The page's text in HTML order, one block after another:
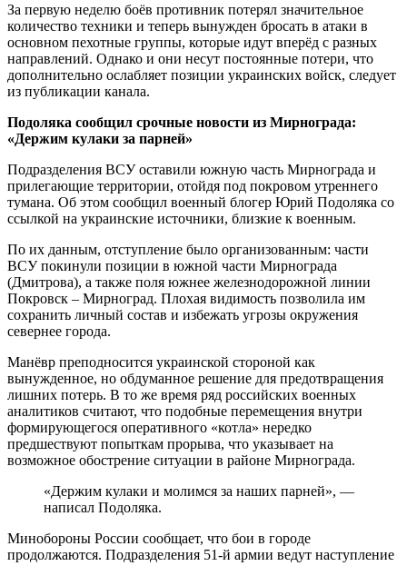
За первую неделю боёв противник потерял значительное
количество техники и теперь вынужден бросать в атаки в
основном пехотные группы, которые идут вперёд с разных
направлений. Однако и они несут постоянные потери, что
дополнительно ослабляет позиции украинских войск, следует
из публикации канала.
Подоляка сообщил срочные новости из Мирнограда:
«Держим кулаки за парней»
Подразделения ВСУ оставили южную часть Мирнограда и
прилегающие территории, отойдя под покровом утреннего
тумана. Об этом сообщил военный блогер Юрий Подоляка со
ссылкой на украинские источники, близкие к военным.
По их данным, отступление было организованным: части
ВСУ покинули позиции в южной части Мирнограда
(Дмитрова), а также поля южнее железнодорожной линии
Покровск – Мирноград. Плохая видимость позволила им
сохранить личный состав и избежать угрозы окружения
севернее города.
Манёвр преподносится украинской стороной как
вынужденное, но обдуманное решение для предотвращения
лишних потерь. В то же время ряд российских военных
аналитиков считают, что подобные перемещения внутри
формирующегося оперативного «котла» нередко
предшествуют попыткам прорыва, что указывает на
возможное обострение ситуации в районе Мирнограда.
«Держим кулаки и молимся за наших парней», —
написал Подоляка.
Минобороны России сообщает, что бои в городе
продолжаются. Подразделения 51-й армии ведут наступление